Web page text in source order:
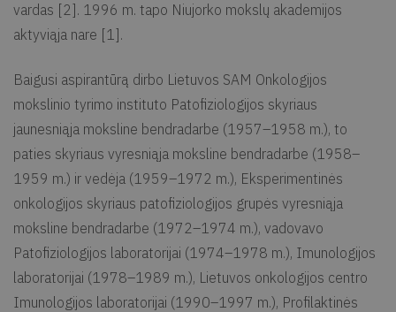
vardas [2]. 1996 m. tapo Niujorko mokslų akademijos
aktyviąja nare [1].
Baigusi aspirantūrą dirbo Lietuvos SAM Onkologijos
mokslinio tyrimo instituto Patofiziologijos skyriaus
jaunesniąja moksline bendradarbe (1957–1958 m.), to
paties skyriaus vyresniąja moksline bendradarbe (1958–
1959 m.) ir vedėja (1959–1972 m.), Eksperimentinės
onkologijos skyriaus patofiziologijos grupės vyresniąja
moksline bendradarbe (1972–1974 m.), vadovavo
Patofiziologijos laboratorijai (1974–1978 m.), Imunologijos
laboratorijai (1978–1989 m.), Lietuvos onkologijos centro
Imunologijos laboratorijai (1990–1997 m.), Profilaktinės